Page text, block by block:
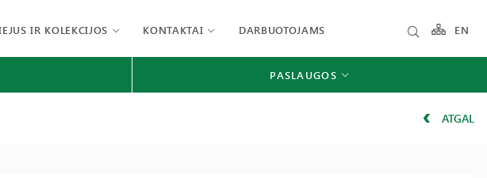
IR KOLEKCIJOS KONTAKTAI DARBUOTOJAMS EN
PASLAUGOS
ATGAL